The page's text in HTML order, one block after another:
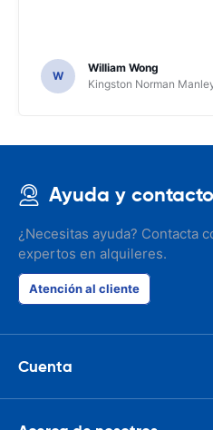
W
William Wong
Kingston Norman
Ayuda y contacto
¿Necesitas ayuda? Contacta
expertos en alquileres.
Atención al cliente
Cuenta